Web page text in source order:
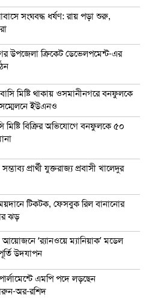
সংঘবদ্ধ ধর্ষণ: রায় পড়া শুরু,
উপজেলা ক্রিকেট ডেভেলপমেন্ট-এর
মিষ্টি থাকায় ওসমানীনগরে বনফুলকে
ইউএনও
মিষ্টি বিক্রির অভিযোগে বনফুলকে ৫০
প্রার্থী যুক্তরাজ্য প্রবাসী খালেদুর
টিকটক, ফেসবুক রিল বানানোর
ঝড়
‘র‍্যানওয়ে ম্যানিয়াক’ মডেল
উদযাপন
এমপি পদে লড়ছেন
অর-রশিদ